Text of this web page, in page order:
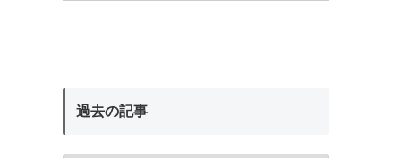
過去の記事